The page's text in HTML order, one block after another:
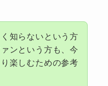
知らないという方
ンという方も、今
楽しむための参考